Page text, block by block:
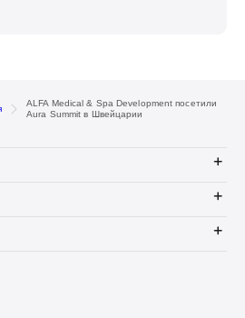
ALFA Medical & Spa Development посетили
Aura Summit в Швейцарии